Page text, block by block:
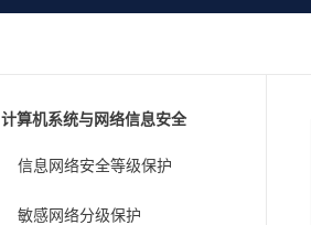
计算机系统与网络信息安全
信息网络安全等级保护
敏感网络分级保护